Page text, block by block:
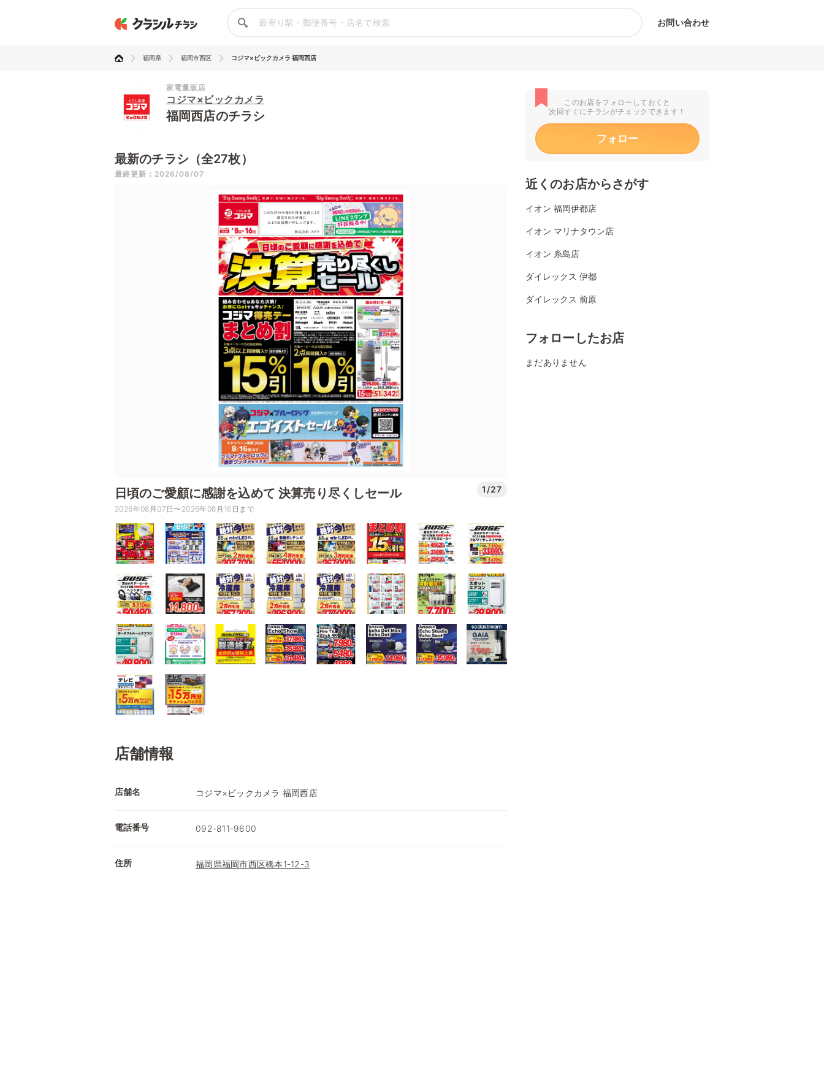
お問い合わせ
福岡県 福岡市西区 コジマ×ビックカメラ 福岡西店
家電量販店
コジマ×ビックカメラ
福岡西店のチラシ
最新のチラシ（全27枚）
最終更新：2026/08/07
日頃のご愛顧に感謝を込めて 決算売り尽くしセール 1/27
2026年08月07日〜2026年08月16日まで
店舗情報
店舗名 コジマ×ビックカメラ 福岡西店
電話番号 092-811-9600
住所 福岡県福岡市西区橋本1-12-3
このお店をフォローしておくと
次回すぐにチラシがチェックできます！
フォロー
近くのお店からさがす
イオン 福岡伊都店
イオン マリナタウン店
イオン 糸島店
ダイレックス 伊都
ダイレックス 前原
フォローしたお店
まだありません